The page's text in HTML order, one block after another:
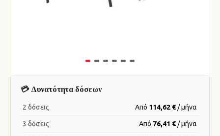
💳 Δυνατότητα δόσεων
2 δόσεις Από 114,62 € / μήνα
3 δόσεις Από 76,41 € / μήνα